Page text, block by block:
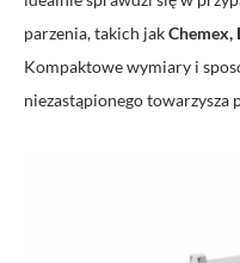
parzenia, takich jakChemex,
Kompaktowe wymiary i
niezastąpionego towarzysza